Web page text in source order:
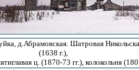
д.Абрамовская. Шатровая
(1638 г.),
ц. (1870-73 гг.), колокольня